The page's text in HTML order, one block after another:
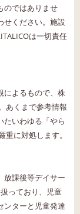
のではありませ
せください。施設
は一切責任
によるもので、株
あくまで参考情報
たいわゆる「やら
に対処します。
放課後等デイサー
っており、児童
ンターと児童発達